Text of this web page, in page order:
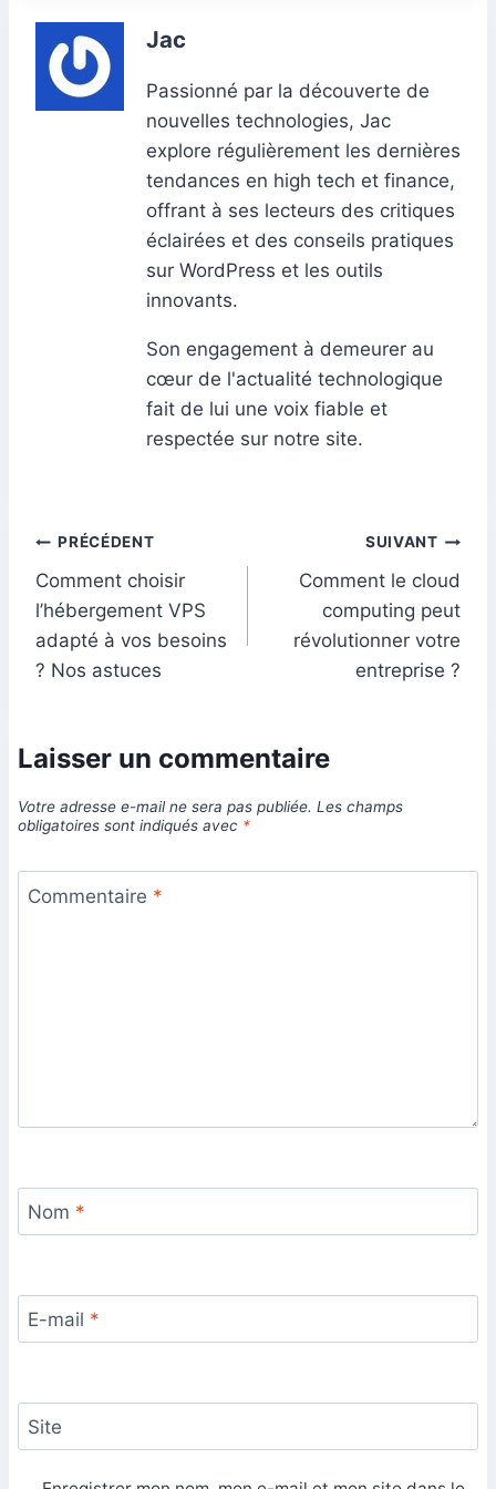
Jac
Passionné par la découverte de
nouvelles technologies, Jac
explore régulièrement les dernières
tendances en high tech et finance,
offrant à ses lecteurs des critiques
éclairées et des conseils pratiques
sur WordPress et les outils
innovants.
Son engagement à demeurer au
cœur de l'actualité technologique
fait de lui une voix fiable et
respectée sur notre site.
Navigation
de
l’article
PRÉCÉDENT
Comment choisir
l’hébergement VPS
adapté à vos besoins
? Nos astuces
SUIVANT
Comment le cloud
computing peut
révolutionner votre
entreprise ?
Laisser un commentaire
Votre adresse e-mail ne sera pas publiée. Les champs
obligatoires sont indiqués avec *
Commentaire *
Nom *
E-mail *
Site